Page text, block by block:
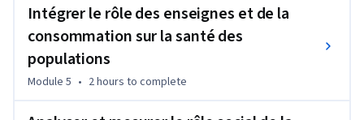
Puis vous pourrez évaluer le rôle des parties prenantes,
c’est-à-dire les Etats, les consommateurs, les ONG etc...
Ce MOOC vous aidera à imaginer ce que seront les défis de la
Intégrer le rôle des enseignes et de la
consommation sur la santé des
populations
Module 5 • 2 hours to complete